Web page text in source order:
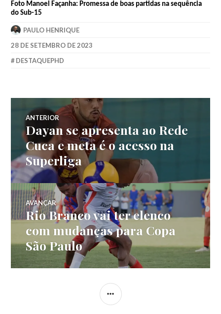
Foto Manoel Façanha: Promessa de boas partidas na sequência
do Sub-15
PAULO HENRIQUE
28 DE SETEMBRO DE 2023
DESTAQUEPHD
ANTERIOR
Dayan se apresenta ao Rede
Cuca e meta é o acesso na
Superliga
AVANÇAR
Rio Branco vai ter elenco
com mudanças para Copa
São Paulo